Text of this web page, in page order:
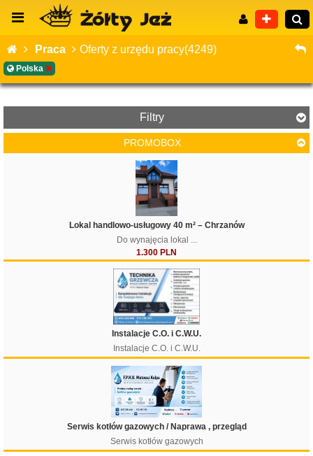
Wyszukiwanie zaawansowane
Praca Oferty z urzędu pracy(4249)
Polska
Filtry
Filtruj
PROMOBOX
Lokal handlowo-usługowy 40 m² – Chrzanów
Do wynajęcia lokal ...
1.300 PLN
Instalacje C.O. i C.W.U.
Instalacje C.O. i C.W.U.
Serwis kotłów gazowych / Naprawa , przegląd
Serwis kotłów gazowych